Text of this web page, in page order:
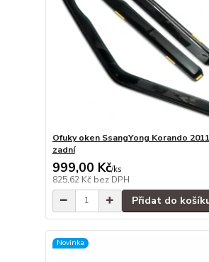
Ofuky oken SsangYong Korando
zadní
999,00 Kč/ks
825,62 Kč bez DPH
Přidat do
Novinka